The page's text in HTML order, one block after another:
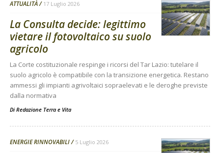
ATTUALITÀ 17 Luglio 2026
La Consulta decide: legittimo
vietare il fotovoltaico su suolo
agricolo
La Corte costituzionale respinge i ricorsi del Tar Lazio: tutelare il
suolo agricolo è compatibile con la transizione energetica. Restano
ammessi gli impianti agrivoltaici sopraelevati e le deroghe previste
dalla normativa
Di Redazione Terra e Vita
ENERGIE RINNOVABILI 5 Luglio 2026